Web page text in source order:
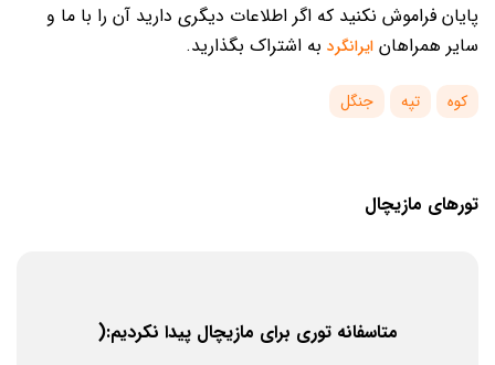
پایان فراموش نکنید که اگر اطلاعات دیگری دارید آن را با ما و
سایر همراهان ایرانگرد به اشتراک بگذارید.
کوه تپه جنگل
تورهای مازیچال
متاسفانه توری برای مازیچال پیدا نکردیم:(